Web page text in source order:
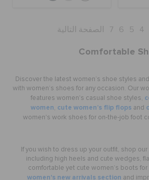
4
5
6
7 الصفحة التالية
Comfortable
Discover the latest women’s shoe styles
with women’s shoes for any occasion. Our
features women's casual shoe styles,
women, cute women’s flip flops and
women's work shoes for on-the-job foot
If you wish to dress up your outfit, shop
including high heels and cute wedges,
comfortable yet cute women’s boots
women's new arrivals section and